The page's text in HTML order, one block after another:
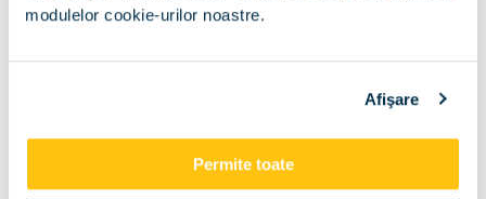
modulelor cookie-urilor noastre.
Afişare
Permite toate
Sunt de acord ca datele mele personale
newsletter-ele TAMOS.